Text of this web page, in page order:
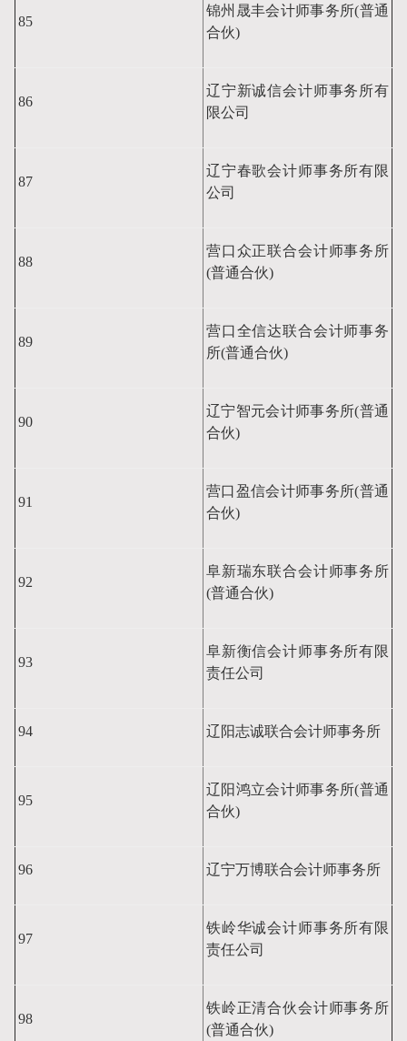
85
锦州晟丰会计师事务所(普通
合伙)
86
辽宁新诚信会计师事务所有
限公司
87
辽宁春歌会计师事务所有限
公司
88
营口众正联合会计师事务所
(普通合伙)
89
营口全信达联合会计师事务
所(普通合伙)
90
辽宁智元会计师事务所(普通
合伙)
91
营口盈信会计师事务所(普通
合伙)
92
阜新瑞东联合会计师事务所
(普通合伙)
93
阜新衡信会计师事务所有限
责任公司
94 辽阳志诚联合会计师事务所
95
辽阳鸿立会计师事务所(普通
合伙)
96 辽宁万博联合会计师事务所
97
铁岭华诚会计师事务所有限
责任公司
98
铁岭正清合伙会计师事务所
(普通合伙)